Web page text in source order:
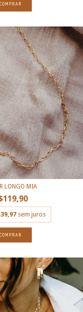
COMPRAR
LONGO MIA
sem juros
COMPRAR